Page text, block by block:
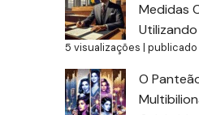
Medidas
Utilizando
5 visualizações | publicado
O